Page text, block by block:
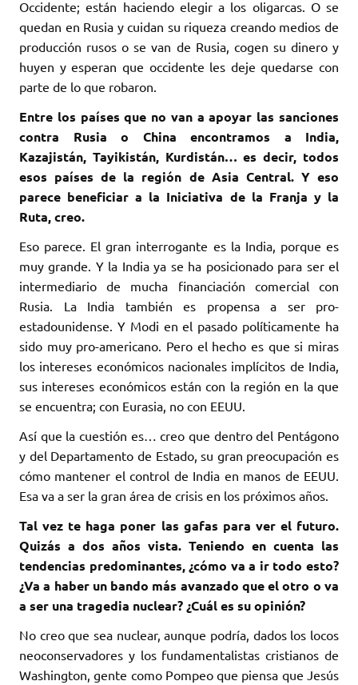
Occidente; están haciendo elegir a los oligarcas. O se
quedan en Rusia y cuidan su riqueza creando medios de
producción rusos o se van de Rusia, cogen su dinero y
huyen y esperan que occidente les deje quedarse con
parte de lo que robaron.
Entre los países que no van a apoyar las sanciones
contra Rusia o China encontramos a India,
Kazajistán, Tayikistán, Kurdistán… es decir, todos
esos países de la región de Asia Central. Y eso
parece beneficiar a la Iniciativa de la Franja y la
Ruta, creo.
Eso parece. El gran interrogante es la India, porque es
muy grande. Y la India ya se ha posicionado para ser el
intermediario de mucha financiación comercial con
Rusia. La India también es propensa a ser pro-
estadounidense. Y Modi en el pasado políticamente ha
sido muy pro-americano. Pero el hecho es que si miras
los intereses económicos nacionales implícitos de India,
sus intereses económicos están con la región en la que
se encuentra; con Eurasia, no con EEUU.
Así que la cuestión es… creo que dentro del Pentágono
y del Departamento de Estado, su gran preocupación es
cómo mantener el control de India en manos de EEUU.
Esa va a ser la gran área de crisis en los próximos años.
Tal vez te haga poner las gafas para ver el futuro.
Quizás a dos años vista. Teniendo en cuenta las
tendencias predominantes, ¿cómo va a ir todo esto?
¿Va a haber un bando más avanzado que el otro o va
a ser una tragedia nuclear? ¿Cuál es su opinión?
No creo que sea nuclear, aunque podría, dados los locos
neoconservadores y los fundamentalistas cristianos de
Washington, gente como Pompeo que piensa que Jesús